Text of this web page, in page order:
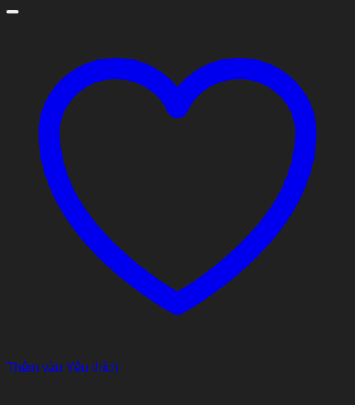
Thêm vào Yêu thích